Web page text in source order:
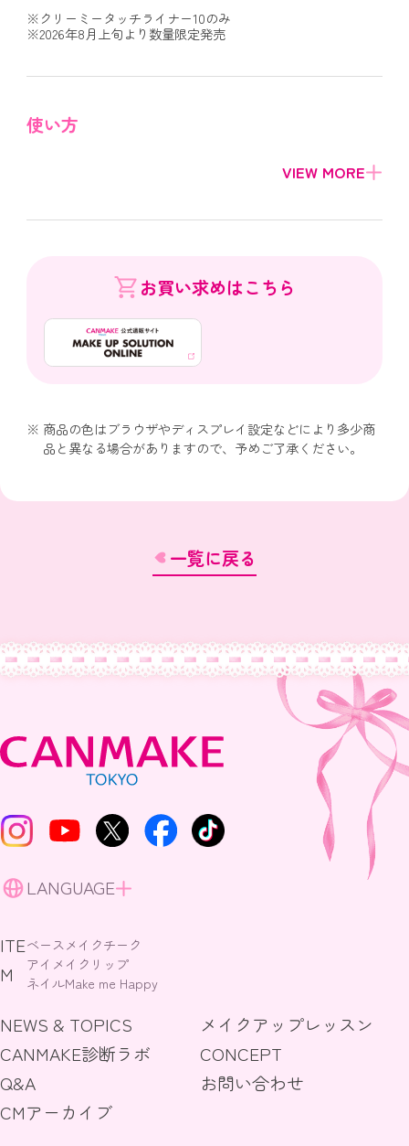
※クリーミータッチライナー10のみ
※2026年8月上旬より数量限定発売
使い方
お買い求めはこちら
商品の色はブラウザやディスプレイ設定などにより多少商
品と異なる場合がありますので、予めご了承ください。
一覧に戻る
LANGUAGE
ITE
M
ベースメイクチーク
アイメイク リップ
ネイルMake me Happy
NEWS & TOPICS
メイクアップレッスン
CANMAKE診断ラボ
CONCEPT
Q&A
お問い合わせ
CMアーカイブ